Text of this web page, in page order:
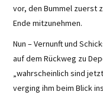
vor, den Bummel zuerst
Ende mitzunehmen.
Nun – Vernunft und
auf dem Rückweg zu
„wahrscheinlich sind
verging ihm beim Blick